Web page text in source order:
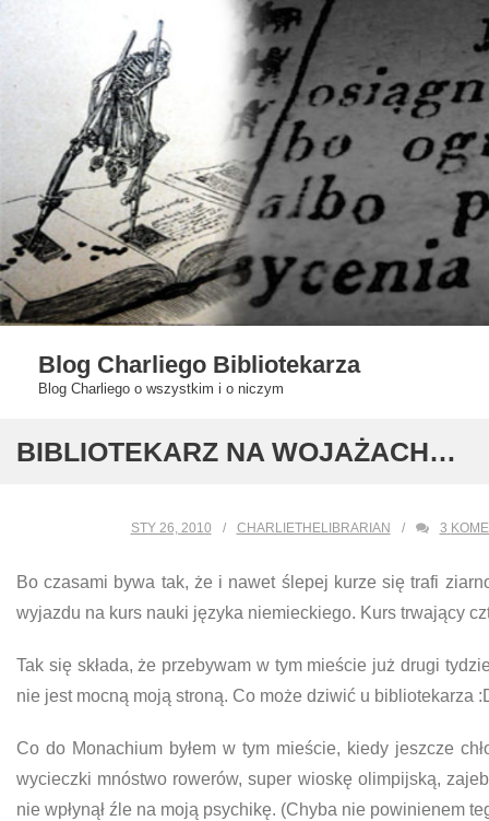
Blog Charliego Bibliotekarza
Blog Charliego o wszystkim i o niczym
BIBLIOTEKARZ NA WOJAŻACH…
STY 26, 2010 CHARLIETHELIBRARIAN 3
Bo czasami bywa tak, że i nawet ślepej kurze się trafi
wyjazdu na kurs nauki języka niemieckiego. Kurs trwający
Tak się składa, że przebywam w tym mieście już drugi
nie jest mocną moją stroną. Co może dziwić u bibliotekarza
Co do Monachium byłem w tym mieście, kiedy jeszcze
wycieczki mnóstwo rowerów, super wioskę olimpijską,
nie wpłynął źle na moją psychikę. (Chyba nie powinienem